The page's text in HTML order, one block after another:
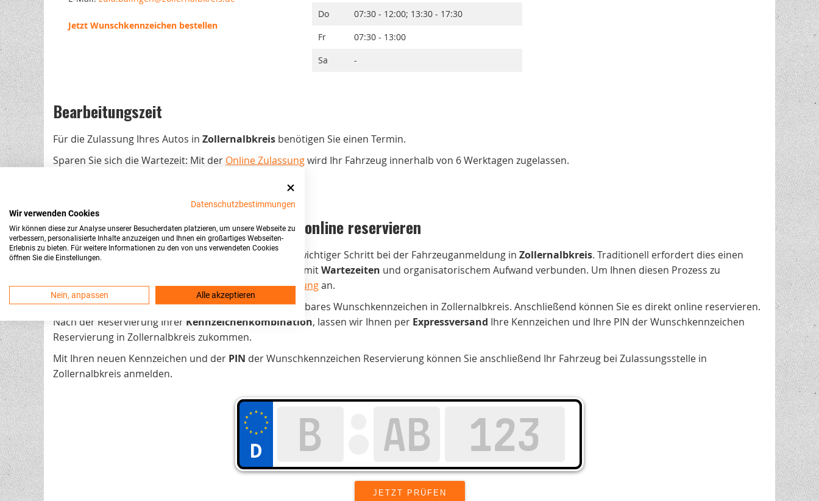
Jetzt Wunschkennzeichen bestellen
Do
07:30 - 12:00; 13:30 - 17:30
Fr
07:30 - 13:00
Sa
-
Bearbeitungszeit
Für die Zulassung Ihres Autos in Zollernalbkreis benötigen Sie einen Termin.
Sparen Sie sich die Wartezeit: Mit der Online Zulassungwird Ihr Fahrzeug innerhalb von 6 Werktagen zugelassen.
Wunschkennzeichen in Zollernalbkreis online reservieren
Die Reservierung einesWunschkennzeichensist ein wichtiger Schritt bei der Fahrzeuganmeldung in Zollernalbkreis. Traditionell erfordert dies einen
persönlichen Besuch bei der Zulassungsstelle. Dies ist mitWartezeiten und organisatorischem Aufwand verbunden. Um Ihnen diesen Prozess zu
erleichtern, bieten wir eine bequemeOnline-Reservierungan.
Dank unsererLive-Abfragefinden Sie sofort ein verfügbares Wunschkennzeichen in Zollernalbkreis. Anschließend können Sie es direkt online reservieren.
Nach der Reservierung Ihrer Kennzeichenkombination, lassen wir Ihnen per Expressversand Ihre Kennzeichen und Ihre PIN der Wunschkennzeichen
Reservierung in Zollernalbkreis zukommen.
Mit Ihren neuen Kennzeichen und der PIN der Wunschkennzeichen Reservierung können Sie anschließend Ihr Fahrzeug bei Zulassungsstelle in
Zollernalbkreis anmelden.
Datenschutzbestimmungen
Wir verwenden Cookies
Wir können diese zur Analyse unserer Besucherdaten platzieren, um unsere Webseite zu
verbessern, personalisierte Inhalte anzuzeigen und Ihnen ein großartiges Webseiten-
Erlebnis zu bieten. Für weitere Informationen zu den von uns verwendeten Cookies
öffnen Sie die Einstellungen.
Nein, anpassen Alle akzeptieren